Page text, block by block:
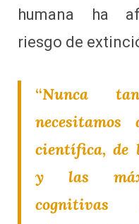
humana ha
riesgo de
“Nunca
científica, de
y las
cognitivas